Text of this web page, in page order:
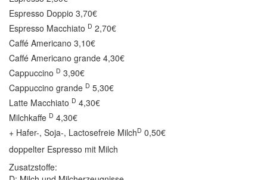
Espresso Doppio 3,70€
Espresso Macchiato D 2,70€
Caffé Americano 3,10€
Caffé Americano grande 4,30€
Cappuccino D 3,90€
Cappuccino grande D 5,30€
Latte Macchiato D 4,30€
Milchkaffe D 4,30€
+ Hafer-, Soja-, Lactosefreie MilchD 0,50€
doppelter Espresso mit Milch
Zusatzstoffe: